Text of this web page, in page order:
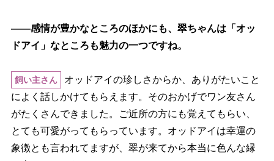
――感情が豊かなところのほかにも、翠ちゃんは「オッ
ドアイ」なところも魅力の一つですね。
飼い主さん
オッドアイの珍しさからか、ありがたいこと
によく話しかけてもらえます。そのおかげでワン友さん
がたくさんできました。ご近所の方にも覚えてもらい、
とても可愛がってもらっています。オッドアイは幸運の
象徴とも言われてますが、翠が来てから本当に色んな縁